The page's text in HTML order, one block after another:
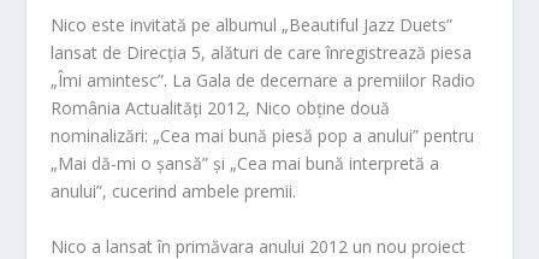
Nico este invitată pe albumul „Beautiful Jazz Duets”
lansat de Direcția 5, alături de care înregistrează piesa
„Îmi amintesc”. La Gala de decernare a premiilor Radio
România Actualități 2012, Nico obține două
nominalizări: „Cea mai bună piesă pop a anului” pentru
„Mai dă-mi o șansă” și „Cea mai bună interpretă a
anului”, cucerind ambele premii.
Nico a lansat în primăvara anului 2012 un nou proiect